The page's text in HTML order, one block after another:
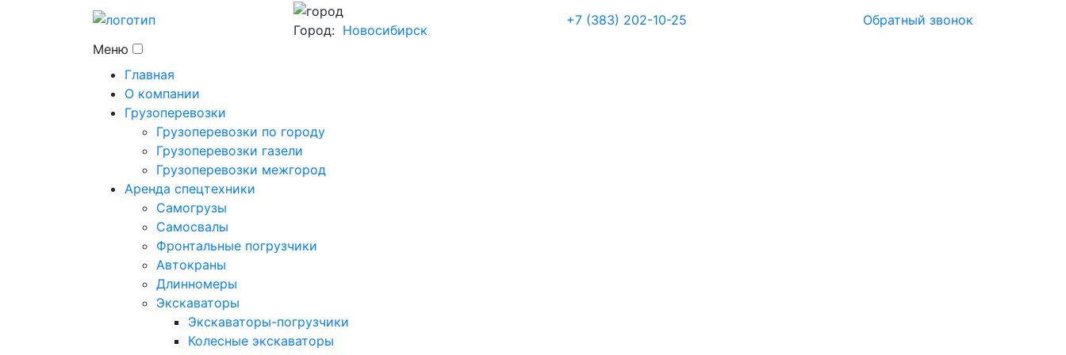
Город: Новосибирск
+7 (383) 202-10-25
Обратный звонок
Меню
Главная
О компании
Грузоперевозки
Грузоперевозки по городу
Грузоперевозки газели
Грузоперевозки межгород
Аренда спецтехники
Самогрузы
Самосвалы
Фронтальные погрузчики
Автокраны
Длинномеры
Экскаваторы
Экскаваторы-погрузчики
Колесные экскаваторы